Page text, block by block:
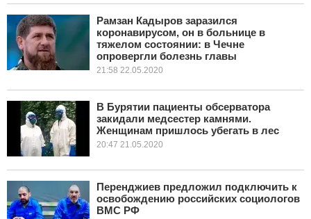
Рамзан Кадыров заразился
коронавирусом, он в больнице в
тяжелом состоянии: в Чечне
опровергли болезнь главы
21:58 22.05.2020
В Бурятии пациенты обсерватора
закидали медсестер камнями.
Женщинам пришлось убегать в лес
20:47 21.05.2020
Перенджиев предложил подключить к
освобождению российских социологов
ВМС РФ